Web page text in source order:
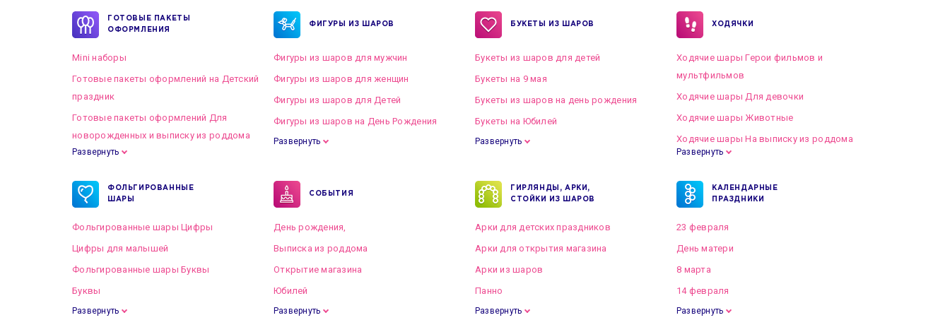
ГОТОВЫЕ ПАКЕТЫ
ОФОРМЛЕНИЯ
Mini наборы
Готовые пакеты оформлений на Детский
праздник
Готовые пакеты оформлений Для
новорожденных и выписку из роддома
Готовые пакеты оформлений на Свадьбу
Развернуть
ФИГУРЫ ИЗ ШАРОВ
Фигуры из шаров для мужчин
Фигуры из шаров для женщин
Фигуры из шаров для Детей
Фигуры из шаров на День Рождения
Развернуть
БУКЕТЫ ИЗ ШАРОВ
Букеты из шаров для детей
Букеты на 9 мая
Букеты из шаров на день рождения
Букеты на Юбилей
Развернуть
ХОДЯЧКИ
Ходячие шары Герои фильмов и
мультфильмов
Ходячие шары Для девочки
Ходячие шары Животные
Ходячие шары На выписку из роддома
Развернуть
ФОЛЬГИРОВАННЫЕ
ШАРЫ
Фольгированные шары Цифры
Цифры для малышей
Фольгированные шары Буквы
Буквы
Развернуть
СОБЫТИЯ
День рождения,
Выписка из роддома
Открытие магазина
Юбилей
Развернуть
ГИРЛЯНДЫ, АРКИ,
СТОЙКИ ИЗ ШАРОВ
Арки для детских праздников
Арки для открытия магазина
Арки из шаров
Панно
Развернуть
КАЛЕНДАРНЫЕ
ПРАЗДНИКИ
23 февраля
День матери
8 марта
14 февраля
Развернуть